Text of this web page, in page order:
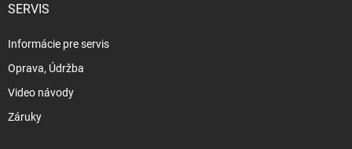
SERVIS
Informácie pre servis
Oprava, Údržba
Video návody
Záruky